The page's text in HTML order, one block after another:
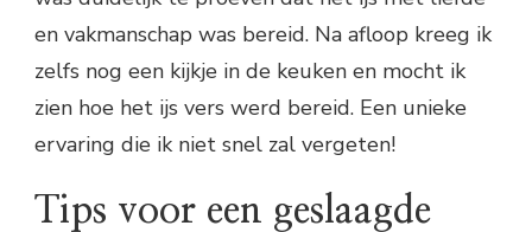
en vakmanschap was bereid. Na afloop kreeg ik
zelfs nog een kijkje in de keuken en mocht ik
zien hoe het ijs vers werd bereid. Een unieke
ervaring die ik niet snel zal vergeten!
Tips voor een geslaagde